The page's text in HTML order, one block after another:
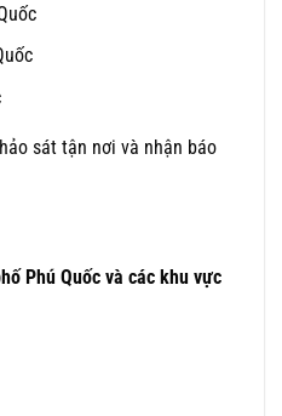
sát tận nơi và nhận báo
Phú Quốc và các khu vực